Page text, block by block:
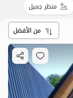
5مليون ت 4.2
منظر جميل
من الأفضل